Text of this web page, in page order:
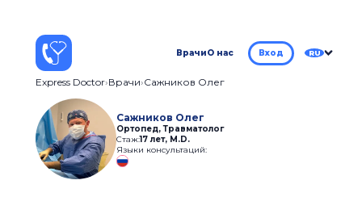
ВрачиО нас Вход RU
Express Doctor Врачи Сажников Олег
Сажников Олег
Ортопед, Травматолог
Стаж:17 лет, M.D.
Языки консультаций: